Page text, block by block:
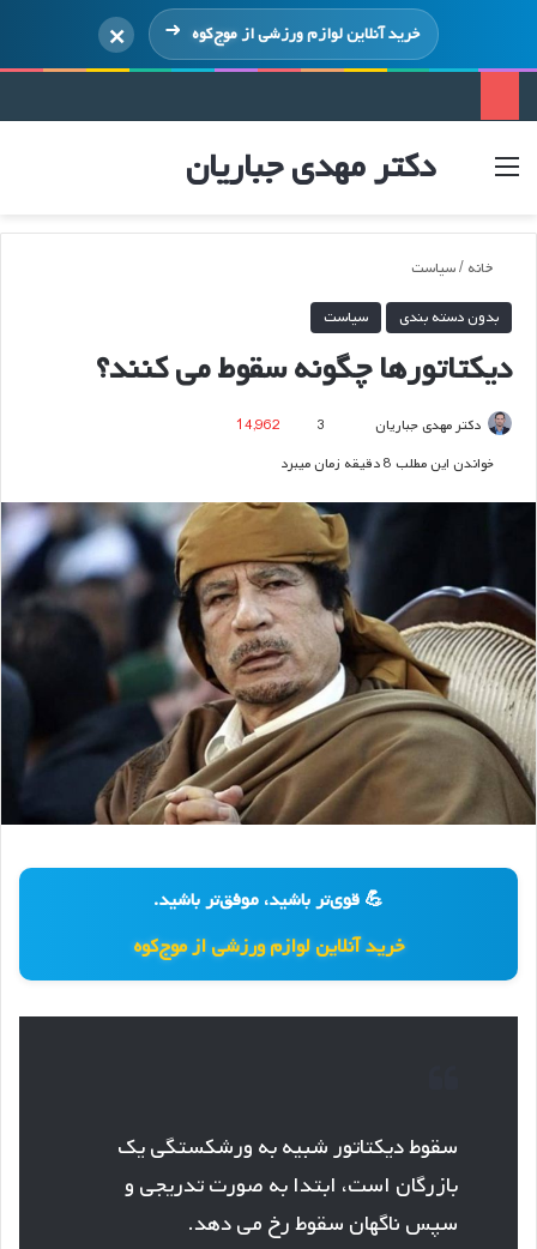
خرید آنلاین لوازم ورزشی ازموج‌کوه ×
دکتر مهدی جباریان منو ورود
خانه /سیاست
بدون دسته بندی سیاست
دیکتاتورها چگونه سقوط می کنند؟
دکتر مهدی جباریان
ارسال3
14,962
خواندن این مطلب 8 دقیقه زمان میبرد
💪 قوی‌تر باشید، موفق‌تر باشید.
خرید آنلاین لوازم ورزشی از موج‌کوه
سقوط دیکتاتور شبیه به ورشکستگی یک
بازرگان است، ابتدا به صورت تدریجی و
سپس ناگهان سقوط رخ می دهد.